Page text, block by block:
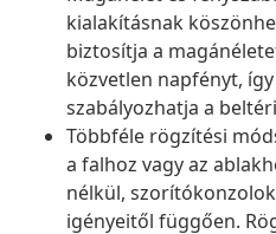
kialakításnak
biztosítja a
közvetlen napfényt,
szabályozhatja a
Többféle rögzítési
a falhoz vagy az
nélkül,
igényeitől függően.